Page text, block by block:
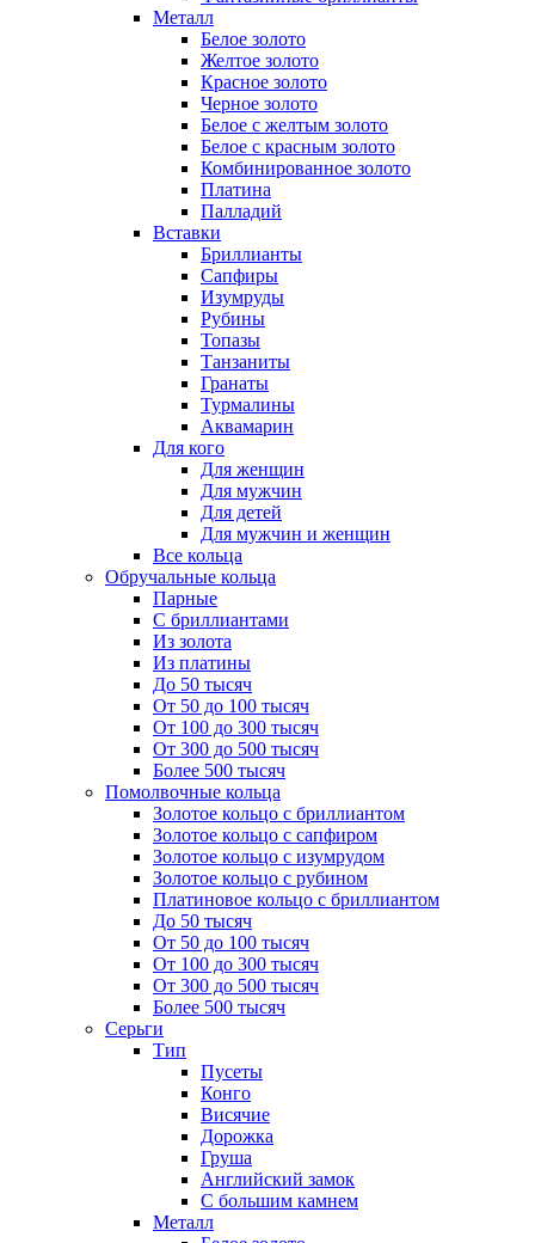
Металл
Белое золото
Желтое золото
Красное золото
Черное золото
Белое с желтым золото
Белое с красным золото
Комбинированное золото
Платина
Палладий
Вставки
Бриллианты
Сапфиры
Изумруды
Рубины
Топазы
Танзаниты
Гранаты
Турмалины
Аквамарин
Для кого
Для женщин
Для мужчин
Для детей
Для мужчин и женщин
Все кольца
Обручальные кольца
Парные
С бриллиантами
Из золота
Из платины
До 50 тысяч
От 50 до 100 тысяч
От 100 до 300 тысяч
От 300 до 500 тысяч
Более 500 тысяч
Помолвочные кольца
Золотое кольцо с бриллиантом
Золотое кольцо с сапфиром
Золотое кольцо с изумрудом
Золотое кольцо с рубином
Платиновое кольцо с бриллиантом
До 50 тысяч
От 50 до 100 тысяч
От 100 до 300 тысяч
От 300 до 500 тысяч
Более 500 тысяч
Серьги
Тип
Пусеты
Конго
Висячие
Дорожка
Груша
Английский замок
С большим камнем
Металл